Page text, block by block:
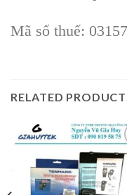
Mã số thuế:
RELATED